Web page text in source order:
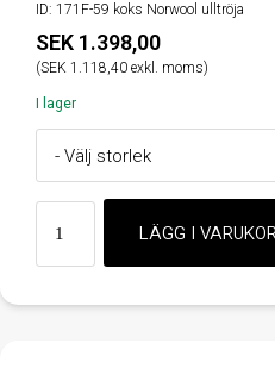
ID: 171F-59 koks Norwool ulltröja
SEK 1.398,00
(SEK 1.118,40 exkl. moms)
I lager